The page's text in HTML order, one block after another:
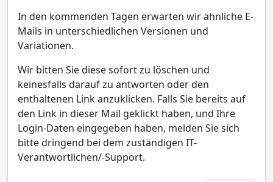
In den kommenden Tagen erwarten wir ähnliche E-
Mails in unterschiedlichen Versionen und
Variationen.
Wir bitten Sie diese sofort zu löschen und
keinesfalls darauf zu antworten oder den
enthaltenen Link anzuklicken. Falls Sie bereits auf
den Link in dieser Mail geklickt haben, und Ihre
Login-Daten eingegeben haben, melden Sie sich
bitte dringend bei dem zuständigen IT-
Verantwortlichen/-Support.